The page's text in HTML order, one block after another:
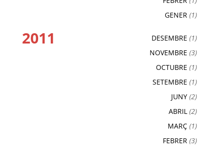
GENER (1)
2011 DESEMBRE (1)
NOVEMBRE (3)
OCTUBRE (1)
SETEMBRE (1)
JUNY (2)
ABRIL (2)
MARÇ (1)
FEBRER (3)